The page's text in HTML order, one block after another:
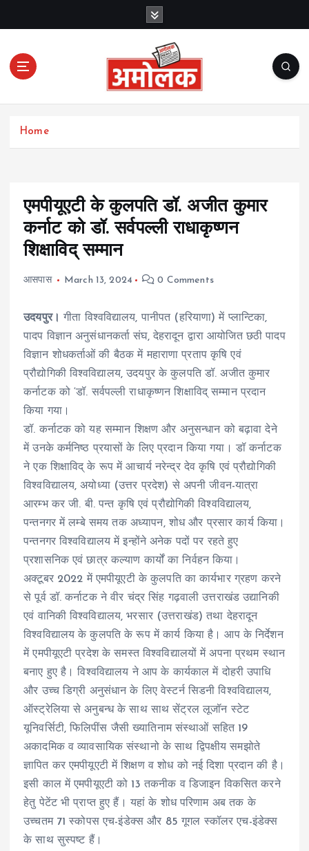
c
Amolak News
Home
एमपीयूएटी के कुलपति डॉ. अजीत कुमार
कर्नाट को डॉ. सर्वपल्ली राधाकृष्णन
शिक्षाविद् सम्मान
आसपास March 13, 2024 0 Comments
उदयपुर।गीता विश्वविद्यालय, पानीपत (हरियाणा) में प्लान्टिका,
पादप विज्ञान अनुसंधानकर्ता संघ, देहरादून द्वारा आयोजित छठी पादप
विज्ञान शोधकर्ताओं की बैठक में महाराणा प्रताप कृषि एवं
प्रौद्योगिकी विश्वविद्यालय, उदयपुर के कुलपति डॉ. अजीत कुमार
कर्नाटक को ‘डॉ. सर्वपल्ली राधाकृष्णन शिक्षाविद् सम्मान प्रदान
किया गया।
डॉ. कर्नाटक को यह सम्मान शिक्षण और अनुसन्धान को बढ़ावा देने
में उनके कर्मनिष्ठ प्रयासों के लिए प्रदान किया गया। डॉ कर्नाटक
ने एक शिक्षाविद् के रूप में आचार्य नरेन्द्र देव कृषि एवं प्रौद्योगिकी
विश्वविद्यालय, अयोध्या (उत्तर प्रदेश) से अपनी जीवन-यात्रा
आरम्भ कर जी. बी. पन्त कृषि एवं प्रौद्योगिकी विश्वविद्यालय,
पन्तनगर में लम्बे समय तक अध्यापन, शोध और प्रसार कार्य किया।
पन्तनगर विश्वविद्यालय में इन्होंने अनेक पदों पर रहते हुए
प्रशासनिक एवं छात्र कल्याण कार्यों का निर्वहन किया।
अक्टूबर 2022 में एमपीयूएटी के कुलपति का कार्यभार ग्रहण करने
से पूर्व डॉ. कर्नाटक ने वीर चंद्र सिंह गढ़वाली उत्तराखंड उद्यानिकी
एवं वानिकी विश्वविद्यालय, भरसार (उत्तराखंड) तथा देहरादून
विश्वविद्यालय के कुलपति के रूप में कार्य किया है। आप के निर्देशन
में एमपीयूएटी प्रदेश के समस्त विश्वविद्यालयों में अपना प्रथम स्थान
बनाए हुए है। विश्वविद्यालय ने आप के कार्यकाल में दोहरी उपाधि
और उच्च डिग्री अनुसंधान के लिए वेस्टर्न सिडनी विश्वविद्यालय,
ऑस्ट्रेलिया से अनुबन्ध के साथ साथ सेंट्रल लूजॉन स्टेट
यूनिवर्सिटी, फिलिपींस जैसी ख्यातिनाम संस्थाओं सहित 19
अकादमिक व व्यावसायिक संस्थानो के साथ द्विपक्षीय समझोते
ज्ञापित कर एमपीयूएटी में शिक्षण व शोध को नई दिशा प्रदान की है।
इसी काल में एमपीयूएटी को 13 तकनीक व डिजाइन विकसित करने
हेतु पेटेंट भी प्राप्त हुए हैं। यहां के शोध परिणाम अब तक के
उच्चतम 71 स्कोपस एच-इंडेक्स और 85 गूगल स्कॉलर एच-इंडेक्स
के साथ सुस्पष्ट हैं।